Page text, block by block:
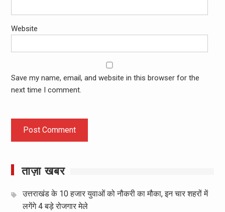
Website
Save my name, email, and website in this browser for the
next time I comment.
ताज़ा खबर
उत्तराखंड के 10 हजार युवाओं को नौकरी का मौका, इन चार शहरों में
लगेंगे 4 बड़े रोजगार मेले